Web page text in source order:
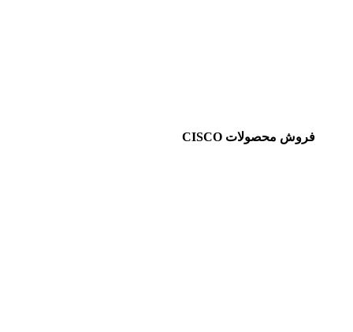
فروش محصولات CISCO